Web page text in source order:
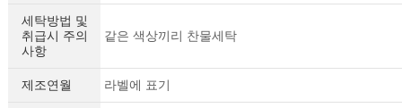
세탁방법 및
취급시 주의
사항
같은 색상끼리 찬물세탁
제조연월 라벨에 표기